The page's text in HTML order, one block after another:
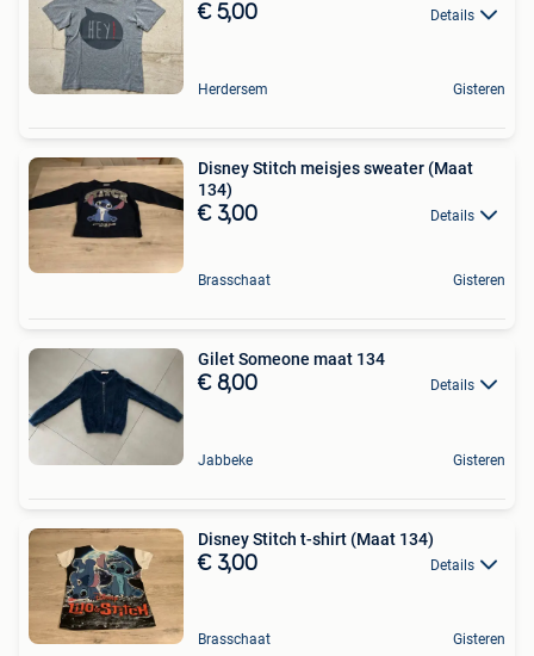
€ 5,00 Details
Herdersem Gisteren
Disney Stitch meisjes sweater (Maat
134)
€ 3,00 Details
Brasschaat Gisteren
Gilet Someone maat 134
€ 8,00 Details
Jabbeke Gisteren
Disney Stitch t-shirt (Maat 134)
€ 3,00 Details
Brasschaat Gisteren